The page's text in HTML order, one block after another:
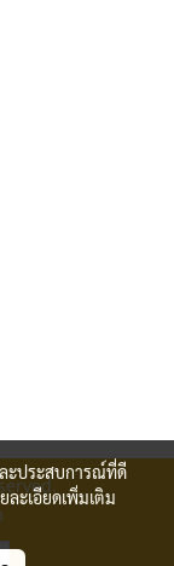
ะประสบการณ์ที่ดี
ละเอียดเพิ่มเติม